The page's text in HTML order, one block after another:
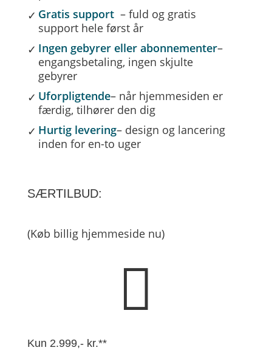
Gratis support – fuld og gratis
support hele først år
Ingen gebyrer eller abonnementer–
engangsbetaling, ingen skjulte
gebyrer
Uforpligtende– når hjemmesiden er
færdig, tilhører den dig
Hurtig levering– design og lancering
inden for en-to uger
SÆRTILBUD:
(Køb billig hjemmeside nu)

Kun 2.999,- kr.**